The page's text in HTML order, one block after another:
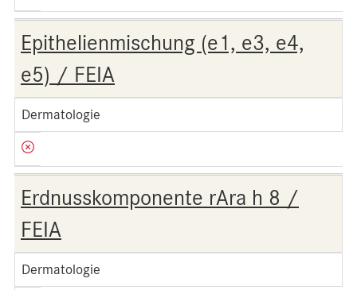
Epithelienmischung (e1, e3, e4,
e5) / FEIA
Dermatologie
Erdnusskomponente rAra h 8 /
FEIA
Dermatologie